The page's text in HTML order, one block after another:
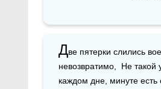
Две пятерки слились
невозвратимо,  Не
каждом дне, минуте